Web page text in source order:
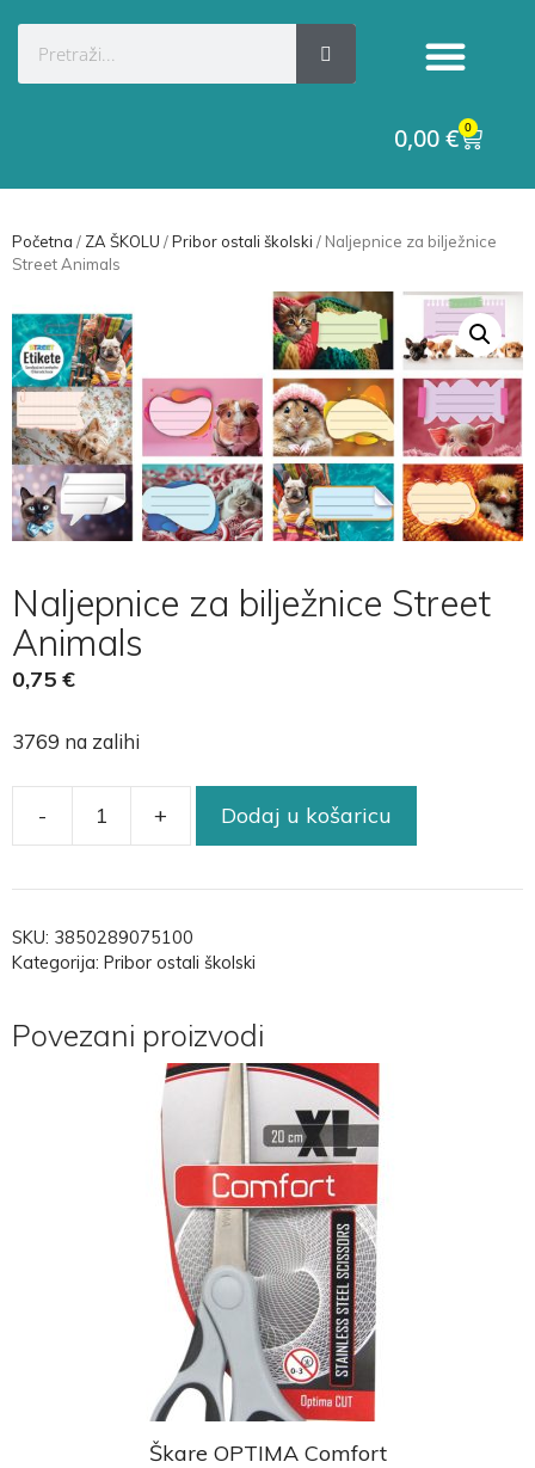
0,00€ 0
Početna / ZA ŠKOLU /Pribor ostali školski / Naljepnice za bilježnice
Street Animals
Naljepnice za bilježnice Street
Animals
0,75 €
3769 na zalihi
- + Dodaj u košaricu
SKU: 3850289075100
Kategorija: Pribor ostali školski
Povezani proizvodi
Škare OPTIMA Comfort